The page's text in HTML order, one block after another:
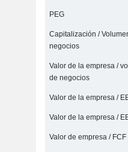
PEG
Capitalización /
negocios
Valor de la empresa /
de negocios
Valor de la empresa /
Valor de la empresa /
Valor de empresa / FCF